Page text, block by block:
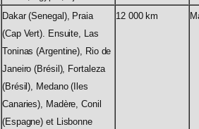
Dakar (Senegal), Praia
(Cap Vert). Ensuite, Las
Toninas (Argentine),
Rio de
Janeiro (Brésil), Fortaleza
(Brésil), Medano (Iles
Canaries),
Madère, Conil
(Espagne) et Lisbonne
12 000 km